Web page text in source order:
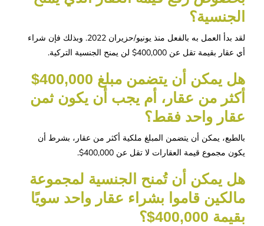
الجنسية؟
لقد بدأ العمل به بالفعل منذ يونيو/حزيران 2022. وبذلك فإن شراء
أي عقار بقيمة تقل عن 400,000$ لن يمنح الجنسية التركية.
عقار واحد فقط؟
بالطبع، يمكن أن يتضمن المبلغ ملكية أكثر من عقار، بشرط أن
يكون مجموع قيمة العقارات لا تقل عن 400,000$.
بقيمة 400,000$؟